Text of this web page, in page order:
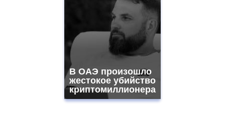
В ОАЭ произошло
жестокое убийство
криптомиллионера